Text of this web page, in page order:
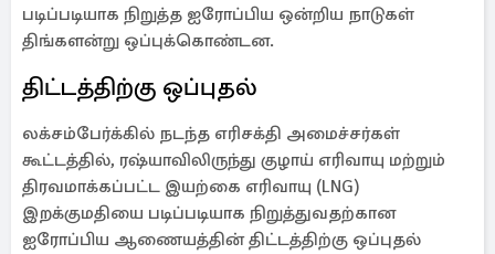
படிப்படியாக நிறுத்த ஐரோப்பிய ஒன்றிய நாடுகள்
திங்களன்று ஒப்புக்கொண்டன.
திட்டத்திற்கு ஒப்புதல்
லக்சம்பேர்க்கில் நடந்த எரிசக்தி அமைச்சர்கள்
கூட்டத்தில், ரஷ்யாவிலிருந்து குழாய் எரிவாயு மற்றும்
திரவமாக்கப்பட்ட இயற்கை எரிவாயு (LNG)
இறக்குமதியை படிப்படியாக நிறுத்துவதற்கான
ஐரோப்பிய ஆணையத்தின் திட்டத்திற்கு ஒப்புதல்